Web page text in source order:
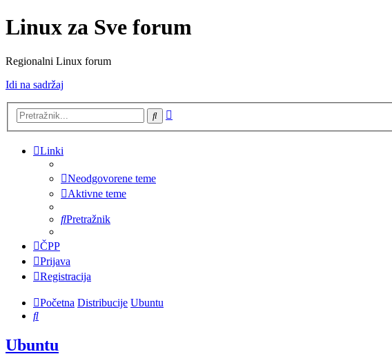
Linux za Sve forum
Regionalni Linux forum
Idi na sadržaj
Pretražnik
Linki
Neodgovorene teme
Aktivne teme
Pretražnik
ČPP
Prijava
Registracija
Početna Distribucije Ubuntu
Pretražnik
Ubuntu